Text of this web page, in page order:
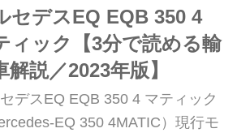
セデスEQ EQB 350 4
ィック【3分で読める輸
解説／2023年版】
デスEQ EQB 350 4 マティック
EQ 350 4MATIC）現行モ